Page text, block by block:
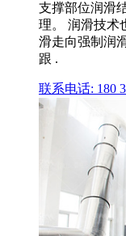
支撑部位润滑
理。 润滑技术
滑走向强制润
跟 .
联系电话: 180